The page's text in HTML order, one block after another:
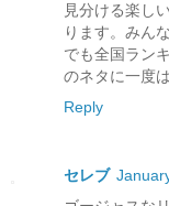
見分ける楽し
ります。みん
でも全国ラン
のネタに一度
Reply
セレブ